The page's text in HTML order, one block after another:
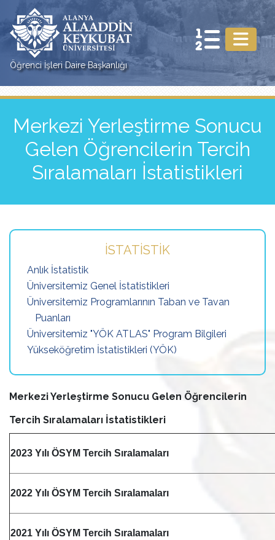
Öğrenci İşleri Daire Başkanlığı
Merkezi Yerleştirme Sonucu
Gelen Öğrencilerin Tercih
Sıralamaları İstatistikleri
İSTATISTIK
Anlık İstatistik
Üniversitemiz Genel İstatistikleri
Üniversitemiz Programlarının Taban ve Tavan
Puanları
Üniversitemiz "YÖK ATLAS" Program Bilgileri
Yükseköğretim İstatistikleri (YÖK)
Merkezi Yerleştirme Sonucu Gelen Öğrencilerin
Tercih Sıralamaları İstatistikleri
2023 Yılı ÖSYM Tercih Sıralamaları
2022 Yılı ÖSYM Tercih Sıralamaları
2021 Yılı ÖSYM Tercih Sıralamaları